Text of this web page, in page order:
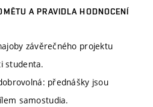
A PRAVIDLA HODNOCENÍ
závěrečného projektu
studenta.
přednášky jsou
samostudia.